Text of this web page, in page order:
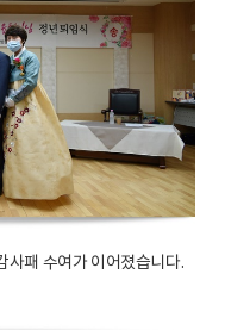
사패 수여가 이어졌습니다.